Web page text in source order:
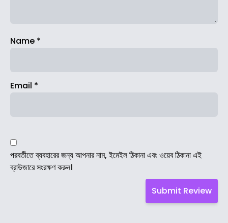
Name *
Email *
পরবর্তীতে ব্যবহারের জন্য আপনার নাম, ইমেইল ঠিকানা এবং ওয়েব ঠিকানা এই
ব্রাউজারে সংরক্ষণ করুন।